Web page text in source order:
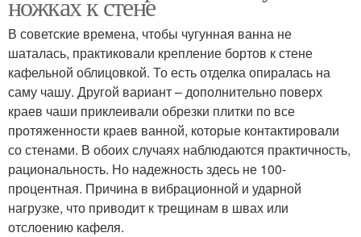
В советские времена, чтобы чугунная ванна не
шаталась, практиковали крепление бортов к стене
кафельной облицовкой. То есть отделка опиралась на
саму чашу. Другой вариант – дополнительно поверх
краев чаши приклеивали обрезки плитки по все
протяженности краев ванной, которые контактировали
со стенами. В обоих случаях наблюдаются практичность,
рациональность. Но надежность здесь не 100-
процентная. Причина в вибрационной и ударной
нагрузке, что приводит к трещинам в швах или
отслоению кафеля.